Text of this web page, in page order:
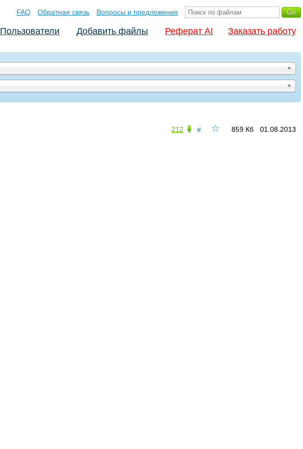
FAQ Обратная связь Вопросы и предложения
Пользователи Добавить файлы Реферат AI Заказать работу
☆
# 01.08.2013
859 Кб
212